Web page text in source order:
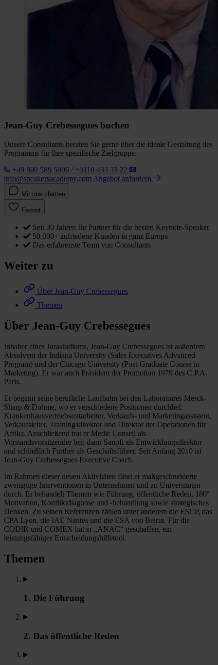
Jean-Guy Crebessegues buchen
Unsere Consultants beraten Sie gerne über die ideale Gestaltung des
Programms für Ihre spezifische Zielgruppe.
+49 800 589 5006 / +3110 433 33 22
info@speakersacademy.com Angebot anfordern
Mit uns chatten
Favorit
Seit 30 Jahren Ihr Partner für die besten Keynote-Speaker
50.000+ zufriedene Kunden in ganz Europa
Das erfahrenste Team von Consultants
Weiter zu
Über Jean-Guy Crebessegues
Themen
Über Jean-Guy Crebessegues
Inhaber eines Jurastudiums, Jean-Guy Crebessegues ist außerdem
Absolvent der Indiana University (Sales Executives Advanced
Program) und der Chicago University (Post-Graduate Course in
Marketing). Er war auch Präsident der Promotion 1979 des C.P.A.
Paris.
Er begann seine berufliche Laufbahn bei den Laboratoires Merck-
Sharp & Dohme, wo er verschiedene Positionen durchlief:
Krankenhausvertriebsmitarbeiter, Verkaufs- und Marketingassistent,
Verkaufsleiter, Trainingsdirektor und Direktor der Operationen für
Afrika. Anschließend trat er Medic Conseil als
Vorstandsvorsitzender bei; dann Sanofi als Entwicklungsdirektor
und schließlich Further als Geschäftsführer. Seit Anfang 2010 ist
Jean-Guy Crebessegues Executive Coach.
Im Rahmen dieser neuen Aktivitäten führt er maßgeschneiderte
zweitägige Interventionen in Unternehmen und an Universitäten
durch. Er behandelt Themen wie Führung, öffentliche Reden, 180°
Motivation, Konfliktdiagnose und -behandlung sowie strategisches
Denken. Zu seinen Referenzen zählen unter anderem die ESCP, das
CPA Lyon, die IAE Nantes und die ESA von Beirut. Für die
CODIR und COMEX hat er „ANAC“ geschaffen, ein
leistungsfähiges Entscheidungshilfetool.
Themen
1. Die Führung
2. Das öffentliche Reden